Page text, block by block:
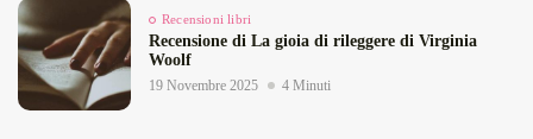
Recensioni libri
Recensione di La gioia di rileggere di Virginia
Woolf
19 Novembre 2025 4 Minuti